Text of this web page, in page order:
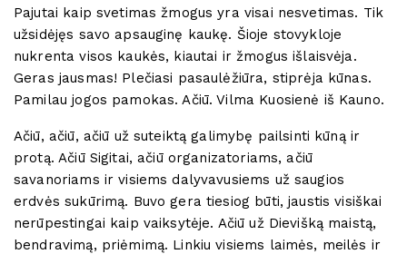
Pajutai kaip svetimas žmogus yra visai nesvetimas. Tik
užsidėjęs savo apsauginę kaukę. Šioje stovykloje
nukrenta visos kaukės, kiautai ir žmogus išlaisvėja.
Geras jausmas! Plečiasi pasaulėžiūra, stiprėja kūnas.
Pamilau jogos pamokas. Ačiū. Vilma Kuosienė iš Kauno.
Ačiū, ačiū, ačiū už suteiktą galimybę pailsinti kūną ir
protą. Ačiū Sigitai, ačiū organizatoriams, ačiū
savanoriams ir visiems dalyvavusiems už saugios
erdvės sukūrimą. Buvo gera tiesiog būti, jaustis visiškai
nerūpestingai kaip vaiksytėje. Ačiū už Dievišką maistą,
bendravimą, priėmimą. Linkiu visiems laimės, meilės ir